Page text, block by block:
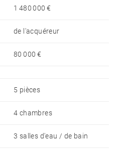
1 480 000 €
de l'acquéreur
80 000 €
5 pièces
4 chambres
3 salles d'eau / de bain